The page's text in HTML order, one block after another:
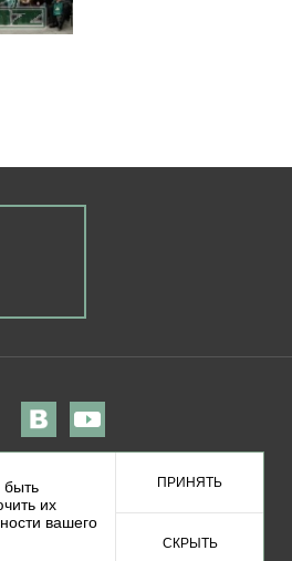
их
вашего
ПРИНЯТЬ
СКРЫТЬ